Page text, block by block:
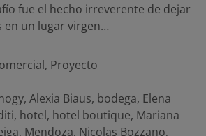
fue el hecho irreverente de dejar
en un lugar virgen…
, Proyecto
, Alexia Biaus, bodega, Elena
, hotel, hotel boutique, Mariana
, Mendoza, Nicolas Bozzano,